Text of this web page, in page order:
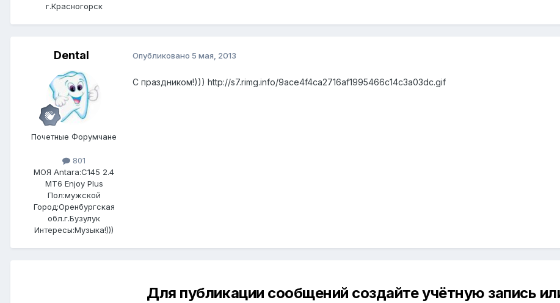
г.Красногорск
Dental
Почетные Форумчане
801
МОЯ Antara:C145 2.4
MT6 Enjoy Plus
Пол:мужской
Город:Оренбургская
обл.г.Бузулук
Интересы:Музыка!)))
Опубликовано 5 мая, 2013
С праздником!))) http://s7.rimg.info/9ace4f4ca2716af1995466c14c3a03dc.gif
Для публикации сообщений создайте учётную запись